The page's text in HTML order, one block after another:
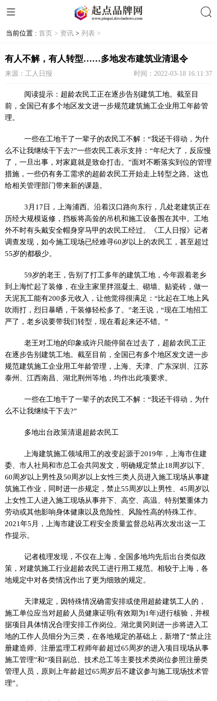
当前位置 : 首页 > 资讯 > 列表 >
有人不解，有人转型……多地发布建筑业清退令
来源：工人日报 时间：2022-03-18 16:11:37
阅读提示：超龄农民工正在逐步告别建筑工地。截至目
前，全国已有多个地区发文进一步规范建筑施工企业用工年龄管
理。
一些在工地干了一辈子的农民工不解：“我还干得动，为什
么不让我继续干下去?”一些农民工表示支持：“年纪大了，反应慢
了，一旦出事，对家庭就是致命打击。”面对不断落实到位的管理
措施，一些仍有务工需求的超龄农民工开始走上转型之路。这也
给相关管理部门带来新的课题。
3月17日，上海浦西。沿着汉口路向东行，几处老建筑正在
历经大规模返修，挡板将高耸的吊机和施工设备围在其中。工地
外不时有头戴安全帽身穿马甲的农民工经过。《工人日报》记者
调查发现，如今施工现场已经难寻60岁以上的农民工，甚至超过
55岁的都极少。
59岁的老王，告别了打工多年的建筑工地，今年跟着老乡
到上海忙起了装修，在业主家里拌混凝土、砌墙、贴瓷砖，做一
天泥瓦工能有200多元收入，让他觉得很满足：“比起在工地上风
吹雨打，烈日暴晒，干装修轻松多了。”老王说，“现在工地招工
严了，老乡说要带我们转型，现在看起来还不错。”
老王对工地的印象或许只能停留在过去了，超龄农民工正
在逐步告别建筑工地。截至目前，全国已有多个地区发文进一步
规范建筑施工企业用工年龄管理，上海、天津、广东深圳、江苏
泰州、江西南昌、湖北荆州等地，均作出此项要求。
一些在工地干了一辈子的农民工不解：“我还干得动，为什
么不让我继续干下去?”
多地出台政策清退超龄农民工
上海建筑施工领域用工的改变起源于2019年，上海市住建
委、市人社局和市总工会共同发文，明确规定禁止18周岁以下、
60周岁以上男性及50周岁以上女性三类人员进入施工现场从事建
筑施工作业，同时进一步规定，禁止55周岁以上男性 、45周岁以
上女性工人进入施工现场从事井下、高空、高温、特别繁重体力
劳动或其他影响身体健康以及危险性 、风险性高的特殊工作。
2021年5月，上海市建设工程安全质量监督总站再次发出这一工
作提示。
记者梳理发现，不仅在上海，全国多地均先后出台类似政
策，对建筑施工行业超龄农民工进行用工规范。相较于上海，各
地规定中对各类情况作出了更为细致的规定。
天津规定，因特殊情况确需安排或使用超龄建筑工人的，
施工单位应当对超龄人员健康证明(有效期为1年)进行核验，并根
据项目具体情况合理安排工作岗位。湖北黄冈则进一步将进入工
地的工作人员细分为三类，在各地规定的基础上，新增了“禁止注
册建造师、注册监理工程师年龄超过65周岁的进入项目现场从事
施工管理”和“项目副总、技术总工等主要技术类岗位参照注册类
管理人员，原则上年龄超过65周岁后不建议参与施工现场技术管
理”。